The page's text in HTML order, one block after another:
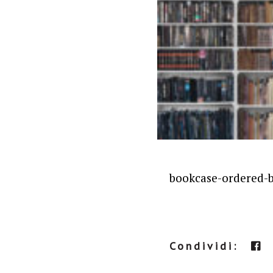
bookcase-
Condividi: